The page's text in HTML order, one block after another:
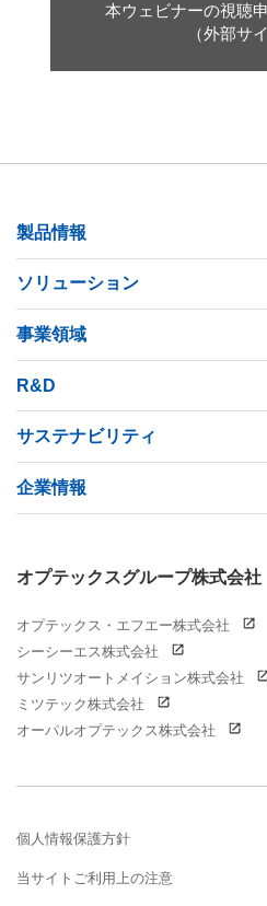
本ウェビナーの視聴
（外部サ
製品情報
ソリューション
事業領域
R&D
サステナビリティ
企業情報
オプテックスグループ株式会社
オプテックス・エフエー株式会社
シーシーエス株式会社
サンリツオートメイション株式会社
ミツテック株式会社
オーパルオプテックス株式会社
個人情報保護方針
当サイトご利用上の注意